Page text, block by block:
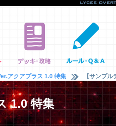
アクアプラス 1.0 特集 【サンプ
1.0 特集